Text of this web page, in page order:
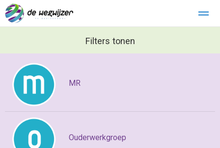
Klachtenregeling
Home
Filters tonen
MR
Ouderwerkgroep